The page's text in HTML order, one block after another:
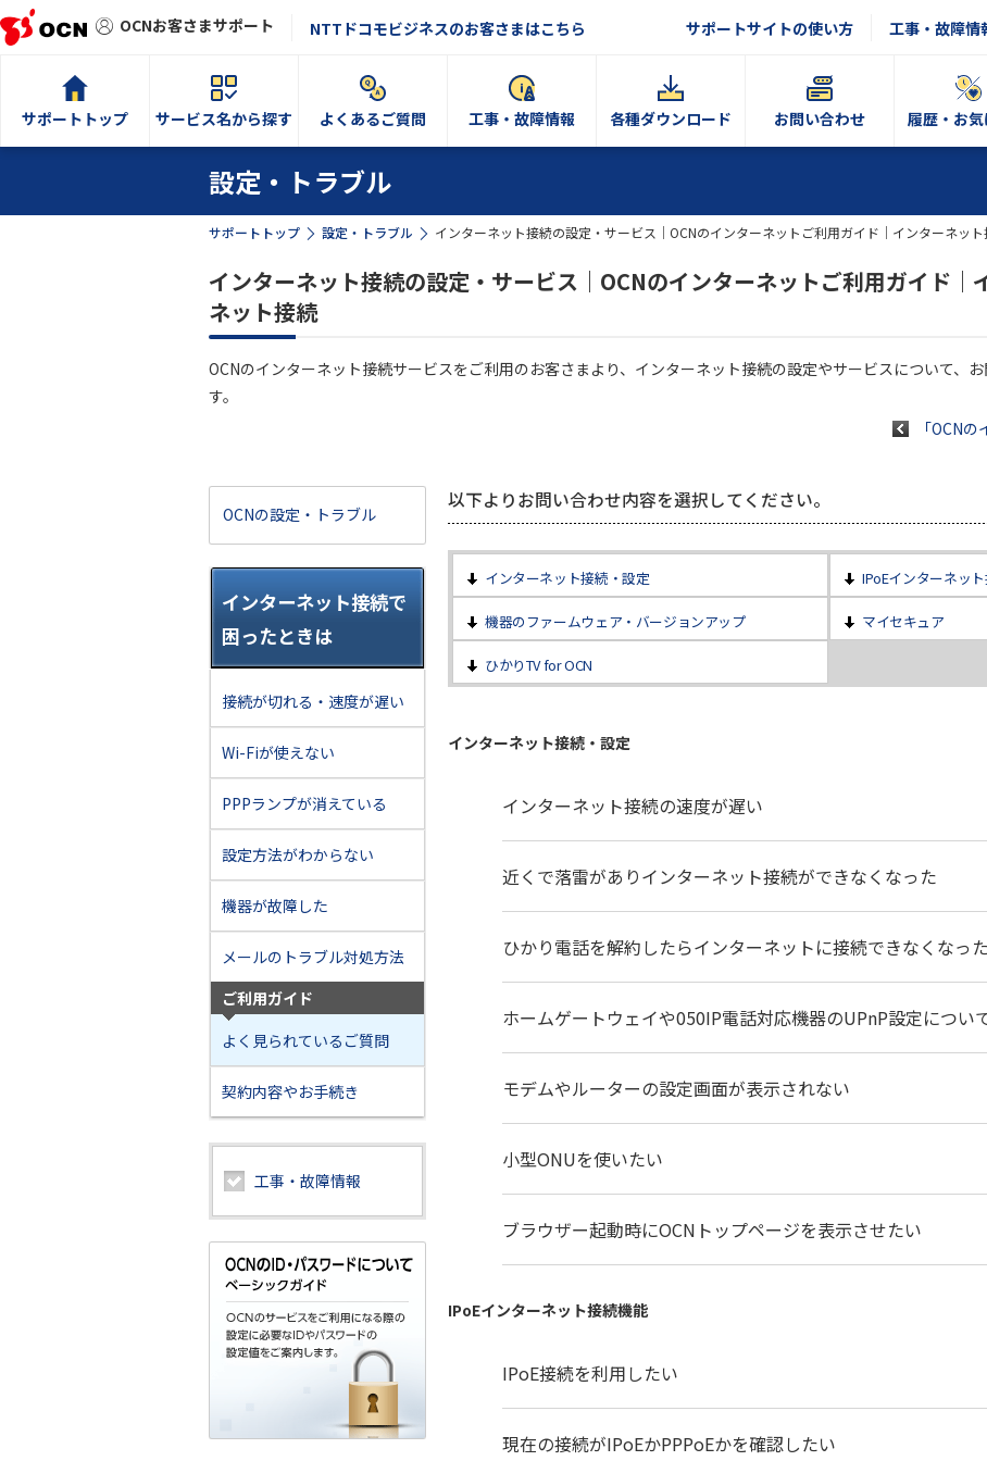
OCNお客さまサポート NTTドコモビジネスのお客さまはこちら サポートサイトの使い方 工事・故障情
サポートトップ サービス名から探す よくあるご質問 工事・故障情報 各種ダウンロード お問い合わせ 履歴・お気
設定・トラブル
サポートトップ 設定・トラブル インターネット接続の設定・サービス｜OCNのインターネットご利用ガイド｜インターネッ
インターネット接続の設定・サービス｜OCNのインターネットご利用ガイド｜
ネット接続
OCNのインターネット接続サービスをご利用のお客さまより、インターネット接続の設定やサービスについて、
す。
「OCN
OCNの設定・トラブル
インターネット接続で
困ったときは
接続が切れる・速度が遅い
Wi-Fiが使えない
PPPランプが消えている
設定方法がわからない
機器が故障した
メールのトラブル対処方法
ご利用ガイド
よく見られているご質問
契約内容やお手続き
工事・故障情報
以下よりお問い合わせ内容を選択してください。
インターネット接続・設定 IPoEインターネッ
機器のファームウェア・バージョンアップ マイセキュア
ひかりTV for OCN
インターネット接続・設定
インターネット接続の速度が遅い
近くで落雷がありインターネット接続ができなくなった
ひかり電話を解約したらインターネットに接続できなくなった
ホームゲートウェイや050IP電話対応機器のUPnP設定につい
モデムやルーターの設定画面が表示されない
小型ONUを使いたい
ブラウザー起動時にOCNトップページを表示させたい
IPoEインターネット接続機能
IPoE接続を利用したい
現在の接続がIPoEかPPPoEかを確認したい